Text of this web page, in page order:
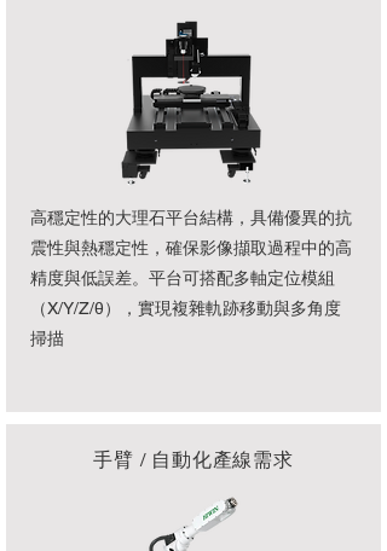
高穩定性的大理石平台結構，具備優異的抗
震性與熱穩定性，確保影像擷取過程中的高
精度與低誤差。平台可搭配多軸定位模組
（X/Y/Z/θ），實現複雜軌跡移動與多角度
掃描
手臂 / 自動化產線需求